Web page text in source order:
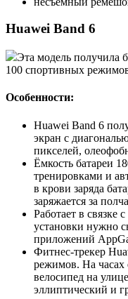
Huawei Band 6
Эта модель получила
100 спортивных
Особенности:
Huawei Band 6
экран с
пикселей,
Ёмкость батареи
тренировками и
в крови заряда
заряжается за
Работает в связке
установки нужно
приложений
Фитнес-трекер
режимов. На часах
велосипед на
эллиптический и